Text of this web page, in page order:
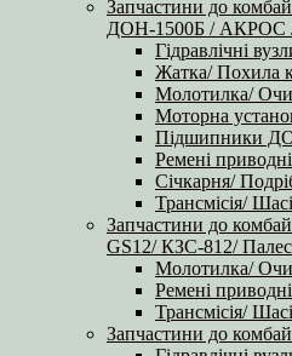
Запчастини до
ДОН-1500Б /
Гідравлічні
Жатка/ Похила
Молотилка/
Моторна
Підшипники
Ремені приводні
Січкарня/
Трансмісія/
Запчастини до
GS12/ КЗС-812/
Молотилка/
Ремені приводні
Трансмісія/
Запчастини до